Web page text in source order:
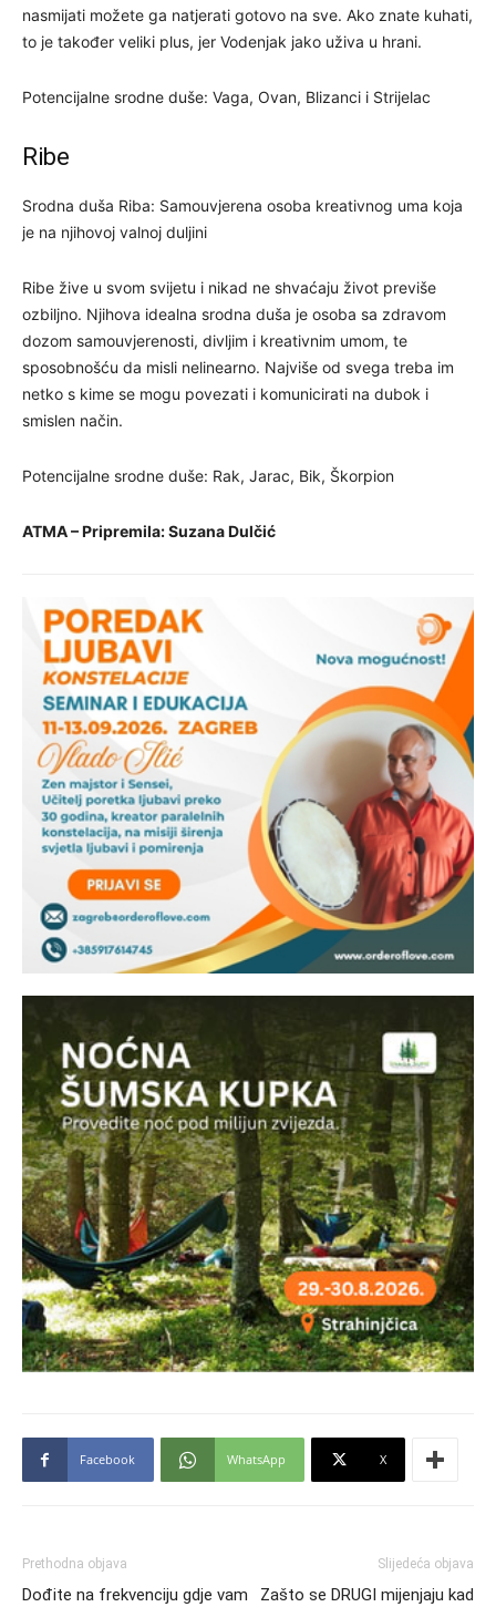
nasmijati možete ga natjerati gotovo na sve. Ako znate kuhati,
to je također veliki plus, jer Vodenjak jako uživa u hrani.
Potencijalne srodne duše: Vaga, Ovan, Blizanci i Strijelac
Ribe
Srodna duša Riba: Samouvjerena osoba kreativnog uma koja
je na njihovoj valnoj duljini
Ribe žive u svom svijetu i nikad ne shvaćaju život previše
ozbiljno. Njihova idealna srodna duša je osoba sa zdravom
dozom samouvjerenosti, divljim i kreativnim umom, te
sposobnošću da misli nelinearno. Najviše od svega treba im
netko s kime se mogu povezati i komunicirati na dubok i
smislen način.
Potencijalne srodne duše: Rak, Jarac, Bik, Škorpion
ATMA – Pripremila: Suzana Dulčić
Facebook WhatsApp X
Prethodna objava
Dođite na frekvenciju gdje vam
Slijedeća objava
Zašto se DRUGI mijenjaju kad